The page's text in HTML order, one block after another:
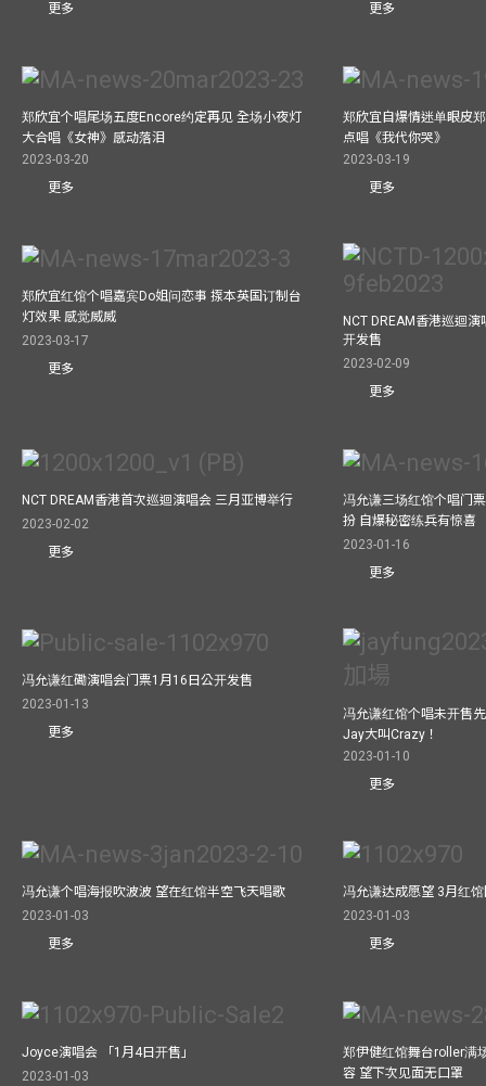
更多
更多
郑欣宜个唱尾场五度Encore约定再见 全场小夜灯
大合唱《女神》感动落泪
2023-03-20
更多
郑欣宜自爆情迷单眼皮
点唱《我代你哭》
2023-03-19
更多
郑欣宜红馆个唱嘉宾Do姐问恋事 揼本英国订制台
灯效果 感觉威威
2023-03-17
更多
NCT DREAM香港巡迴
开发售
2023-02-09
更多
NCT DREAM香港首次巡迴演唱会 三月亚博举行
2023-02-02
更多
冯允谦三场红馆个唱门
扮 自爆秘密练兵有惊喜
2023-01-16
更多
冯允谦红磡演唱会门票1月16日公开发售
2023-01-13
更多
冯允谦红馆个唱未开售
Jay大叫Crazy！
2023-01-10
更多
冯允谦个唱海报吹波波 望在红馆半空飞天唱歌
2023-01-03
更多
冯允谦达成愿望 3月红
2023-01-03
更多
Joyce演唱会 「1月4日开售」
2023-01-03
郑伊健红馆舞台roller满
容 望下次见面无口罩